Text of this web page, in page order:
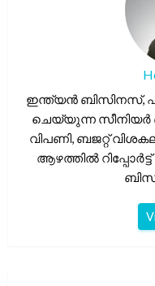
ഇന്ത്യൻ ബിസിനസ്,
ചെയ്യുന്ന സീനിയർ
വിപണി, ബജറ്റ്
ആഴത്തിൽ